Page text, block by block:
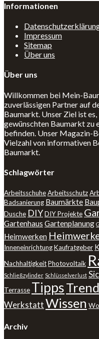
Informationen
Impressum
Sitemap
Über uns
Über uns
Willkommen bei Mein-
zuverlässigen Partner auf
Baumarkt. Unser Ziel ist
gewünschten Baumarkt zu
befinden. Unser Magazin-
Vielzahl von informativen
Baumarkt.
Schlagwörter
ArbeitsschuheArbeitsschutz
Badsanierung Baumärkte
Dusche DIYDIY Projekte
Gartenhaus Gartenplanung
Heimwerken
InneneinrichtungKaufratgeber
NachhaltigkeitPhotovoltaik
Schließzylinder Schlüsselverlust
Terrasse Tipps
WerkstattWissen
Archiv